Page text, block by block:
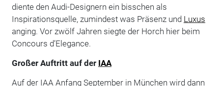
diente den Audi-Designern ein bisschen als
Inspirationsquelle, zumindest was Präsenz und Luxus
anging. Vor zwölf Jahren siegte der Horch hier beim
Concours d’Elegance.
Großer Auftritt auf der IAA
Auf der IAA Anfang September in München wird dann